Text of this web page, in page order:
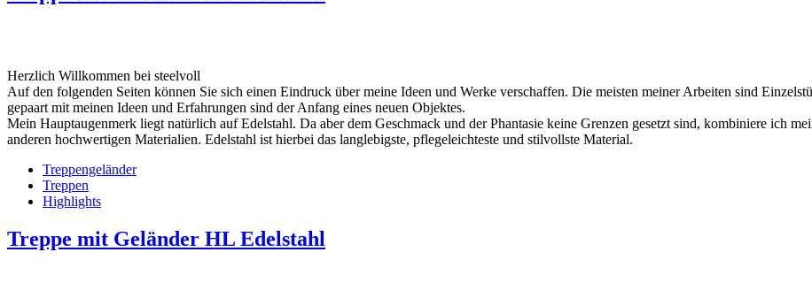
Herzlich Willkommen bei steelvoll
Auf den folgenden Seiten können Sie sich einen Eindruck über meine Ideen und Werke verschaffen. Die meisten meiner Arbeiten sind
gepaart mit meinen Ideen und Erfahrungen sind der Anfang eines neuen Objektes.
Mein Hauptaugenmerk liegt natürlich auf Edelstahl. Da aber dem Geschmack und der Phantasie keine Grenzen gesetzt sind, kombiniere ich
anderen hochwertigen Materialien. Edelstahl ist hierbei das langlebigste, pflegeleichteste und stilvollste Material.
Treppengeländer
Treppen
Highlights
Treppe mit Geländer HL Edelstahl